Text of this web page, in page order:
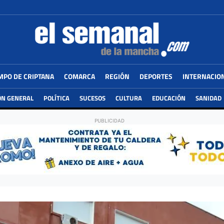
DE CRIPTANA COMARCA REGIÓN DEPORTES
GENERAL POLÍTICA SUCESOS CULTURA EDUCACIÓN SANIDAD